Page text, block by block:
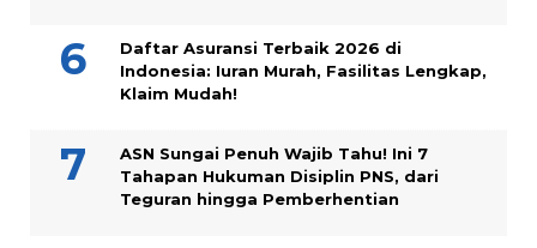
Daftar Asuransi Terbaik 2026 di
Indonesia: Iuran Murah, Fasilitas Lengkap,
Klaim Mudah!
ASN Sungai Penuh Wajib Tahu! Ini 7
Tahapan Hukuman Disiplin PNS, dari
Teguran hingga Pemberhentian